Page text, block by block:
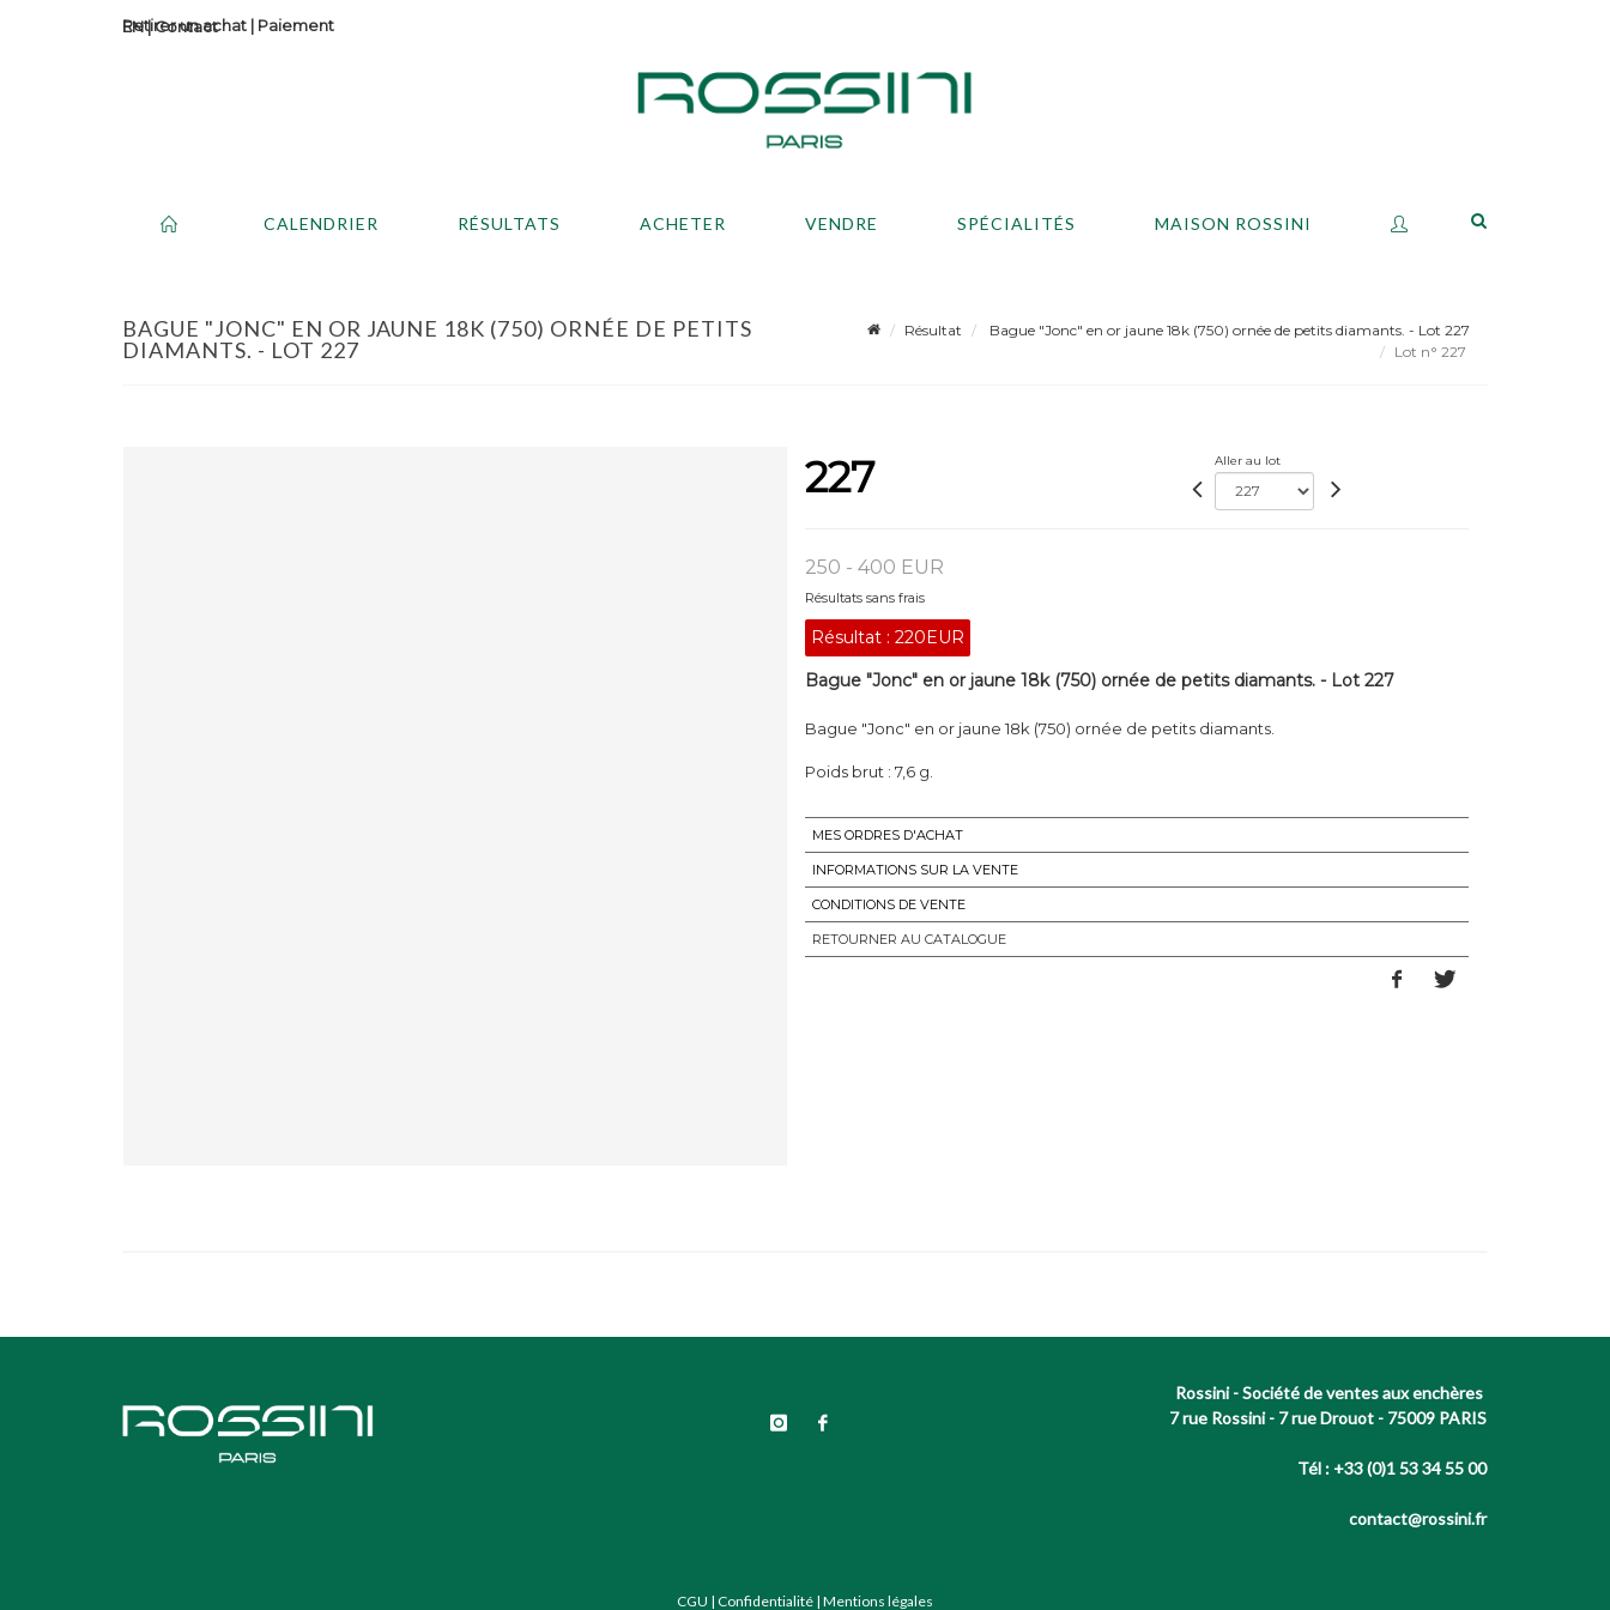
Contact
Retirer un achat | Paiement
CALENDRIER RÉSULTATS ACHETER VENDRE SPÉCIALITÉS MAISON ROSSINI
BAGUE "JONC" EN OR JAUNE 18K (750) ORNÉE DE PETITS
DIAMANTS. - LOT 227
Résultat
Bague "Jonc" en or jaune 18k (750) ornée de petits diamants. - Lot 227
Lot n° 227
227 Aller au lot
250 - 400 EUR
Résultats sans frais
Résultat : 220EUR
Bague "Jonc" en or jaune 18k (750) ornée de petits diamants. - Lot 227
Bague "Jonc" en or jaune 18k (750) ornée de petits diamants.
Poids brut : 7,6 g.
MES ORDRES D'ACHAT
INFORMATIONS SUR LA VENTE
CONDITIONS DE VENTE
RETOURNER AU CATALOGUE
Rossini - Société de ventes aux enchères
7 rue Rossini - 7 rue Drouot - 75009 PARIS
Tél : +33 (0)1 53 34 55 00
contact@rossini.fr
CGU | Confidentialité | Mentions légales